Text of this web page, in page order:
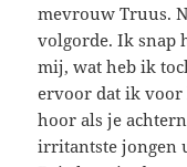
mevrouw Truus.
volgorde. Ik snap
mij, wat heb ik
ervoor dat ik voor
hoor als je
irritantste jongen